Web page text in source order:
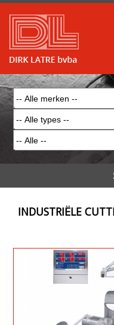
INDUSTRIËLE